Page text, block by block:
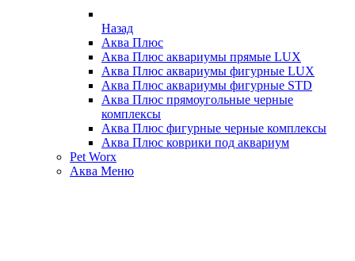
Назад
Аква Плюс
Аква Плюс аквариумы прямые LUX
Аква Плюс аквариумы фигурные LUX
Аква Плюс аквариумы фигурные STD
Аква Плюс прямоугольные черные
комплексы
Аква Плюс фигурные черные комплексы
Аква Плюс коврики под аквариум
Pet Worx
Аква Меню